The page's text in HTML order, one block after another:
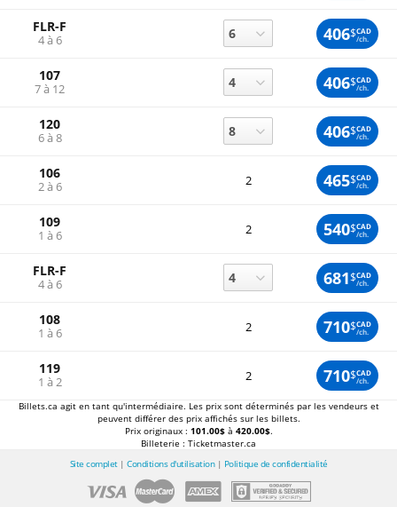
FLR-F
4 à 6 406$CAD
/ch.
107
7 à 12 406$CAD
/ch.
120
6 à 8 406$CAD
/ch.
106
2 à 6 2 465$CAD
/ch.
109
1 à 6 2 540$CAD
/ch.
FLR-F
4 à 6 681$CAD
/ch.
108
1 à 6 2 710$CAD
/ch.
119
1 à 2 2 710$CAD
/ch.
Billets.ca agit en tant qu'intermédiaire. Les prix sont déterminés par les vendeurs et
peuvent différer des prix affichés sur les billets.
Prix originaux : 101.00$à 420.00$.
Billeterie : Ticketmaster.ca
Site complet| Conditions d'utilisation| Politique de confidentialité